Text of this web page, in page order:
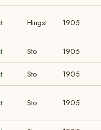
Hingst 1905
Sto 1905
Sto 1905
Sto 1905